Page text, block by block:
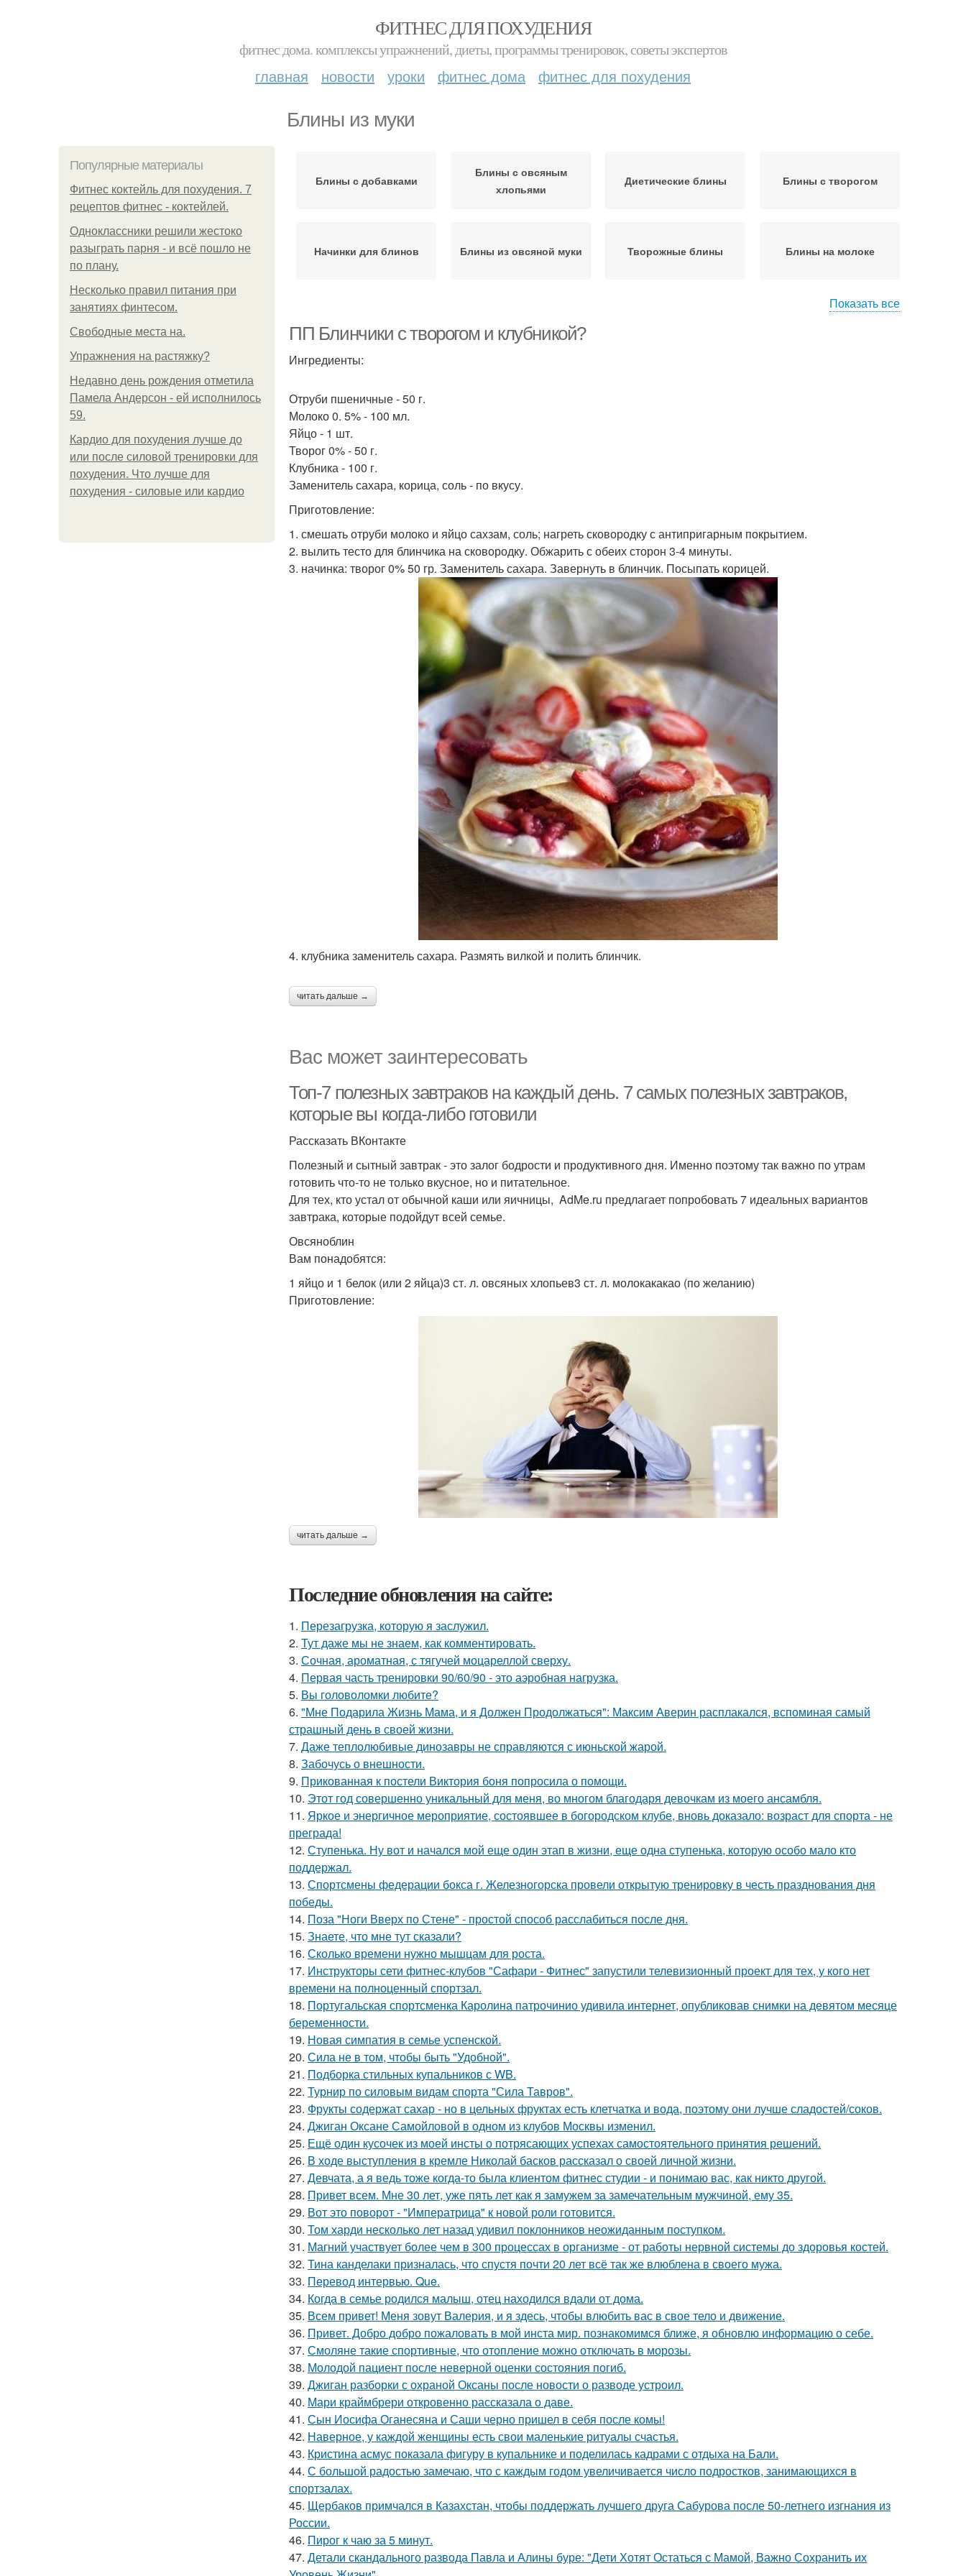
ФИТНЕС ДЛЯ ПОХУДЕНИЯ
фитнес дома. комплексы упражнений, диеты, программы тренировок, советы экспертов
главная новости уроки фитнес дома фитнес для похудения
Блины из муки
Популярные материалы
Фитнес коктейль для похудения. 7
рецептов фитнес - коктейлей.
Одноклассники решили жестоко
разыграть парня - и всё пошло не
по плану.
Несколько правил питания при
занятиях финтесом.
Свободные места на.
Упражнения на растяжку?
Недавно день рождения отметила
Памела Андерсон - ей исполнилось
59.
Кардио для похудения лучше до
или после силовой тренировки для
похудения. Что лучше для
похудения - силовые или кардио
Блины с добавками
Блины с овсяным
хлопьями
Диетические блины Блины с творогом
Начинки для блинов Блины из овсяной муки Творожные блины Блины на молоке
Показать все
ПП Блинчики с творогом и клубникой?
Ингредиенты:
Отруби пшеничные - 50 г.
Молоко 0. 5% - 100 мл.
Яйцо - 1 шт.
Творог 0% - 50 г.
Клубника - 100 г.
Заменитель сахара, корица, соль - по вкусу.
Приготовление:
1. смешать отруби молоко и яйцо сахзам, соль; нагреть сковородку с антипригарным покрытием.
2. вылить тесто для блинчика на сковородку. Обжарить с обеих сторон 3-4 минуты.
3. начинка: творог 0% 50 гр. Заменитель сахара. Завернуть в блинчик. Посыпать корицей.
4. клубника заменитель сахара. Размять вилкой и полить блинчик.
читать дальше →
Вас может заинтересовать
Топ-7 полезных завтраков на каждый день. 7 самых полезных завтраков,
которые вы когда-либо готовили
Рассказать ВКонтакте
Полезный и сытный завтрак - это залог бодрости и продуктивного дня. Именно поэтому так важно по утрам
готовить что-то не только вкусное, но и питательное.
Для тех, кто устал от обычной каши или яичницы, AdMe.ru предлагает попробовать 7 идеальных вариантов
завтрака, которые подойдут всей семье.
Овсяноблин
Вам понадобятся:
1 яйцо и 1 белок (или 2 яйца)3 ст. л. овсяных хлопьев3 ст. л. молокакакао (по желанию)
Приготовление:
читать дальше →
Последние обновления на сайте:
1. Перезагрузка, которую я заслужил.
2. Тут даже мы не знаем, как комментировать.
3. Сочная, ароматная, с тягучей моцареллой сверху.
4. Первая часть тренировки 90/60/90 - это аэробная нагрузка.
5. Вы головоломки любите?
6. "Мне Подарила Жизнь Мама, и я Должен Продолжаться": Максим Аверин расплакался, вспоминая самый
страшный день в своей жизни.
7. Даже теплолюбивые динозавры не справляются с июньской жарой.
8. Забочусь о внешности.
9. Прикованная к постели Виктория боня попросила о помощи.
10. Этот год совершенно уникальный для меня, во многом благодаря девочкам из моего ансамбля.
11. Яркое и энергичное мероприятие, состоявшее в богородском клубе, вновь доказало: возраст для спорта - не
преграда!
12. Ступенька. Ну вот и начался мой еще один этап в жизни, еще одна ступенька, которую особо мало кто
поддержал.
13. Спортсмены федерации бокса г. Железногорска провели открытую тренировку в честь празднования дня
победы.
14. Поза "Ноги Вверх по Стене" - простой способ расслабиться после дня.
15. Знаете, что мне тут сказали?
16. Сколько времени нужно мышцам для роста.
17. Инструкторы сети фитнес-клубов "Сафари - Фитнес" запустили телевизионный проект для тех, у кого нет
времени на полноценный спортзал.
18. Португальская спортсменка Каролина патрочинио удивила интернет, опубликовав снимки на девятом месяце
беременности.
19. Новая симпатия в семье успенской.
20. Сила не в том, чтобы быть "Удобной".
21. Подборка стильных купальников с WB.
22. Турнир по силовым видам спорта "Сила Тавров".
23. Фрукты содержат сахар - но в цельных фруктах есть клетчатка и вода, поэтому они лучше сладостей/соков.
24. Джиган Оксане Самойловой в одном из клубов Москвы изменил.
25. Ещё один кусочек из моей инсты о потрясающих успехах самостоятельного принятия решений.
26. В ходе выступления в кремле Николай басков рассказал о своей личной жизни.
27. Девчата, а я ведь тоже когда-то была клиентом фитнес студии - и понимаю вас, как никто другой.
28. Привет всем. Мне 30 лет, уже пять лет как я замужем за замечательным мужчиной, ему 35.
29. Вот это поворот - "Императрица" к новой роли готовится.
30. Том харди несколько лет назад удивил поклонников неожиданным поступком.
31. Магний участвует более чем в 300 процессах в организме - от работы нервной системы до здоровья костей.
32. Тина канделаки призналась, что спустя почти 20 лет всё так же влюблена в своего мужа.
33. Перевод интервью. Que.
34. Когда в семье родился малыш, отец находился вдали от дома.
35. Всем привет! Меня зовут Валерия, и я здесь, чтобы влюбить вас в свое тело и движение.
36. Привет. Добро добро пожаловать в мой инста мир. познакомимся ближе, я обновлю информацию о себе.
37. Смоляне такие спортивные, что отопление можно отключать в морозы.
38. Молодой пациент после неверной оценки состояния погиб.
39. Джиган разборки с охраной Оксаны после новости о разводе устроил.
40. Мари краймбрери откровенно рассказала о даве.
41. Сын Иосифа Оганесяна и Саши черно пришел в себя после комы!
42. Наверное, у каждой женщины есть свои маленькие ритуалы счастья.
43. Кристина асмус показала фигуру в купальнике и поделилась кадрами с отдыха на Бали.
44. С большой радостью замечаю, что с каждым годом увеличивается число подростков, занимающихся в
спортзалах.
45. Щербаков примчался в Казахстан, чтобы поддержать лучшего друга Сабурова после 50-летнего изгнания из
России.
46. Пирог к чаю за 5 минут.
47. Детали скандального развода Павла и Алины буре: "Дети Хотят Остаться с Мамой, Важно Сохранить их